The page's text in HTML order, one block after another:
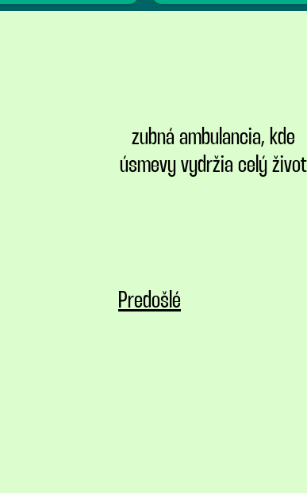
zubná ambulancia, kde
úsmevy vydržia celý život
Predošlé